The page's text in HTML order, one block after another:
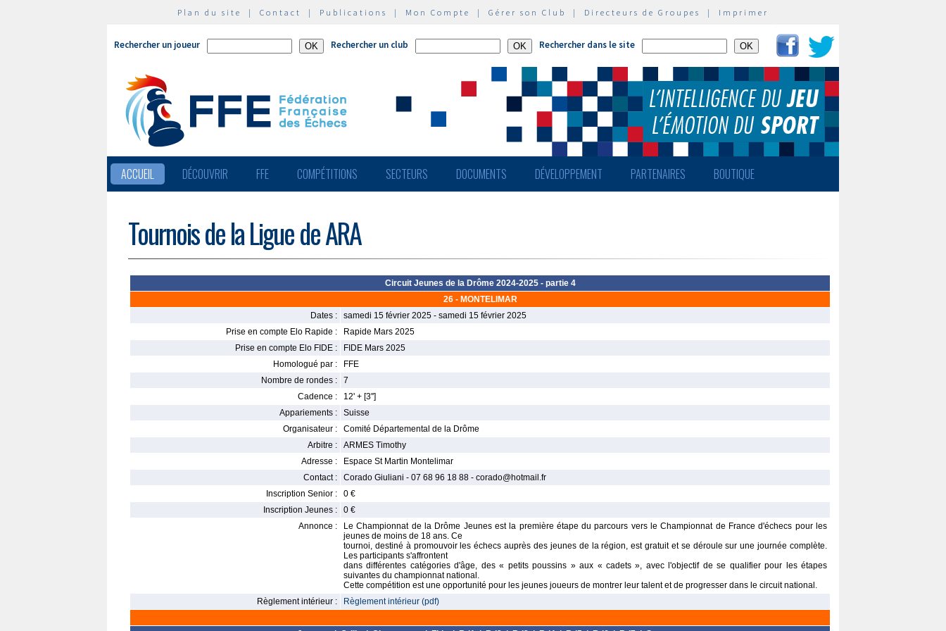
Plan du site | Contact | Publications | Mon Compte | Gérer son Club | Directeurs de Groupes | Imprimer
Rechercher un joueur Rechercher un club Rechercher dans le site
ACCUEIL DÉCOUVRIR FFE COMPÉTITIONS SECTEURS DOCUMENTS DÉVELOPPEMENT PARTENAIRES BOUTIQUE
Tournois de la Ligue de ARA
Circuit Jeunes de la Drôme 2024-2025 - partie 4
26 - MONTELIMAR
Dates :
samedi 15 février 2025 - samedi 15 février 2025
Prise en compte Elo Rapide :
Rapide Mars 2025
Prise en compte Elo FIDE :
FIDE Mars 2025
Homologué par :
FFE
Nombre de rondes :
7
Cadence :
12' + [3'']
Appariements :
Suisse
Organisateur :
Comité Départemental de la Drôme
Arbitre :
ARMES Timothy
Adresse :
Espace St Martin Montelimar
Contact :
Corado Giuliani - 07 68 96 18 88 - corado@hotmail.fr
Inscription Senior :
0 €
Inscription Jeunes :
0 €
Annonce :
Le Championnat de la Drôme Jeunes est la première étape du parcours vers le Championnat de France d'échecs pour les
jeunes de moins de 18 ans. Ce
tournoi, destiné à promouvoir les échecs auprès des jeunes de la région, est gratuit et se déroule sur une journée complète.
Les participants s'affrontent
dans différentes catégories d'âge, des « petits poussins » aux « cadets », avec l'objectif de se qualifier pour les étapes
suivantes du championnat national.
Cette compétition est une opportunité pour les jeunes joueurs de montrer leur talent et de progresser dans le circuit national.
Règlement intérieur :
Règlement intérieur (pdf)